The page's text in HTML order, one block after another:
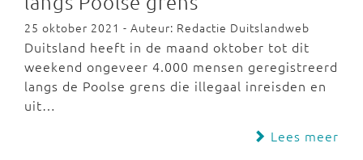
25 oktober 2021 - Auteur: Redactie Duitslandweb
Duitsland heeft in de maand oktober tot dit
weekend ongeveer 4.000 mensen geregistreerd
langs de Poolse grens die illegaal inreisden en
uit…
Lees meer